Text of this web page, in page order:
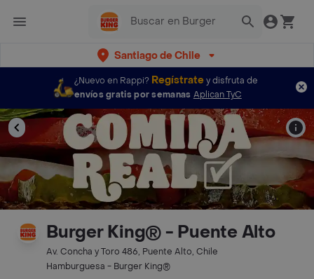
Santiago de Chile
¿Nuevo en Rappi? Regístratey disfruta de
envíos gratis por semanas Aplican TyC
Burger King® - Puente Alto
Av. Concha y Toro 486, Puente Alto, Chile
Hamburguesa - Burger King®